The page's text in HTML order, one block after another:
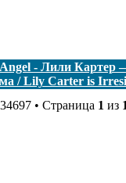
- Лили Картер
/ Lily Carter is
• Страница 1 из